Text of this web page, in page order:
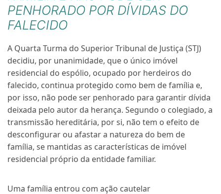
PENHORADO POR DÍVIDAS DO
FALECIDO
​A Quarta Turma do Superior Tribunal de Justiça (STJ)
decidiu, por unanimidade, que o único imóvel
residencial do espólio, ocupado por herdeiros do
falecido, continua protegido como bem de família e,
por isso, não pode ser penhorado para garantir dívida
deixada pelo autor da herança. Segundo o colegiado, a
transmissão hereditária, por si, não tem o efeito de
desconfigurar ou afastar a natureza do bem de
família, se mantidas as características de imóvel
residencial próprio da entidade familiar.
Uma família entrou com ação cautelar